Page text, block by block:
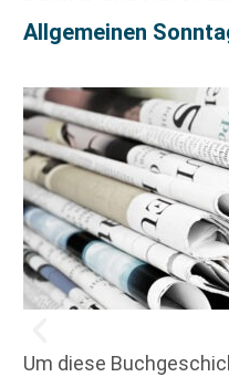
Allgemeinen
Um diese